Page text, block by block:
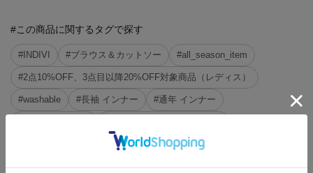
#この商品に関するタグで探す
#INDIVI #ブラウス＆カットソー #all_season_item
#2点10%OFF、3点目以降20%OFF対象商品（レディス）
#washable #長袖 インナー #通年 インナー
#洗える ブラウス
#インナー はじめての出勤日 #インナー すっきり